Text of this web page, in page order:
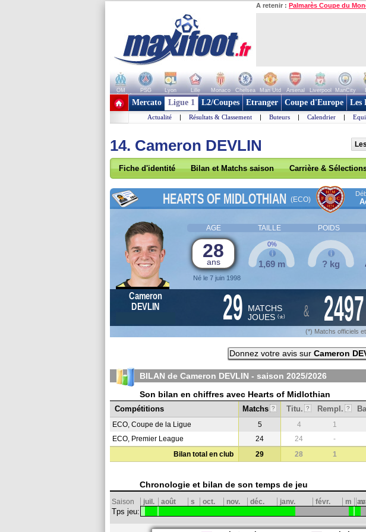
A retenir : Palmarès Coupe du
OM PSG Lyon Lille Monaco Chelsea Man Utd Arsenal Liverpool ManCity
+ de clubs
Mercato Ligue 1 L2/Coupes Etranger Coupe d'Europe Les
Actualité | Résultats & Classement | Buteurs | Calendrier |
14. Cameron DEVLIN
Fiche d'identité Bilan et Matchs saison Carrière &
HEARTS OF MIDLOTHIAN (ECO)
AGE TAILLE POIDS
28
ans
Né le 7 juin 1998
1,69 m
0%
? kg
Cameron
DEVLIN
29 MATCHS
JOUES (*) & 2497
(*) Matchs officiels
Donnez votre avis sur Cameron
BILAN de Cameron DEVLIN - saison 2025/2026
Son bilan en chiffres avec Hearts of Midlothian
Compétitions
Matchs ? Titu. ? Rempl. ?
ECO, Coupe de la Ligue 5 4 1
ECO, Premier League
24 24 -
Bilan total en club
29 28 1
Chronologie et bilan de son temps de jeu
Saison juil. août s oct. nov. déc. janv. févr. m
Tps jeu: